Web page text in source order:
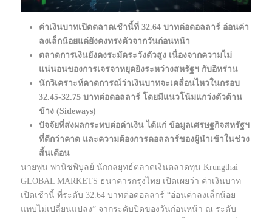
ค่าเงินบาทเปิดตลาดเช้านี้ที่ 32.64 บาทต่อดอลลาร์ อ่อนค่า
ลงเล็กน้อยแต่ยังคงทรงตัวจากวันก่อนหน้า
ตลาดการเงินยังคงระมัดระวังตัวสูง เนื่องจากความไม่
แน่นอนของการเจรจาหยุดยิงระหว่างสหรัฐฯ กับอิหร่าน
นักวิเคราะห์คาดการณ์ว่าเงินบาทจะเคลื่อนไหวในกรอบ
32.45-32.75 บาทต่อดอลลาร์ โดยมีแนวโน้มแกว่งตัวด้าน
ข้าง (Sideways)
ปัจจัยที่ส่งผลกระทบต่อค่าเงิน ได้แก่ ข้อมูลเศรษฐกิจสหรัฐฯ
ที่ดีกว่าคาด และความต้องการดอลลาร์ของผู้นำเข้าในช่วง
สิ้นเดือน
นายพูน พานิชพิบูลย์ นักกลยุทธ์ตลาดเงินตลาดทุน Krungthai
GLOBAL MARKETS ธนาคารกรุงไทย เปิดเผยว่า ค่าเงินบาท
เปิดเช้านี้ ที่ระดับ 32.64 บาทต่อดอลลาร์ “อ่อนค่าลงเล็กน้อย
แทบไม่เปลี่ยนแปลง” จากระดับปิดของวันก่อนหน้า ณ ระดับ